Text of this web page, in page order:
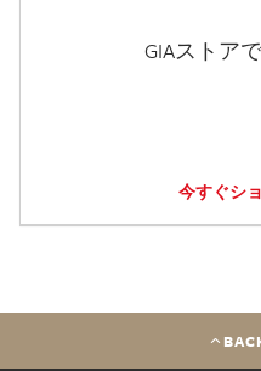
GIAストア
今すぐシ